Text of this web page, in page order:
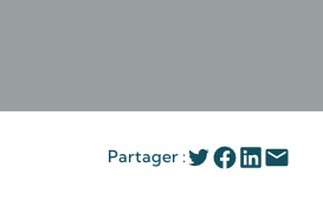
Partager :